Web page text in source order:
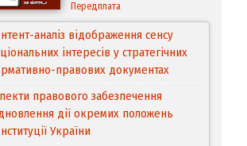
Передплата
аналіз відображення сенсу
інтересів у стратегічних
правових документах
правового забезпечення
дії окремих положень
України